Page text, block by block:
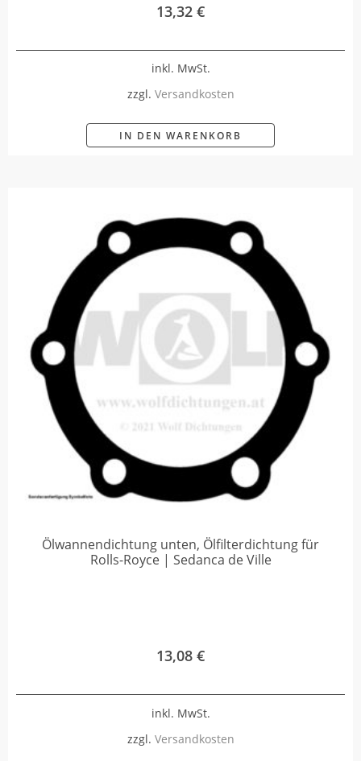
13,32 €
inkl. MwSt.
zzgl. Versandkosten
IN DEN WARENKORB
Ölwannendichtung unten, Ölfilterdichtung für
Rolls-Royce | Sedanca de Ville
13,08 €
inkl. MwSt.
zzgl. Versandkosten